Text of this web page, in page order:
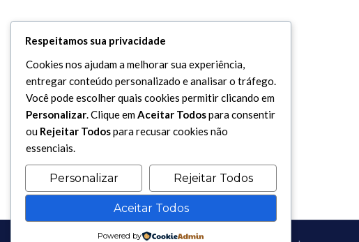
Respeitamos sua privacidade
Cookies nos ajudam a melhorar sua experiência,
entregar conteúdo personalizado e analisar o tráfego.
Você pode escolher quais cookies permitir clicando em
Personalizar. Clique emAceitar Todospara consentir
ou Rejeitar Todospara recusar cookies não
essenciais.
Personalizar Rejeitar Todos
Aceitar Todos
Powered by